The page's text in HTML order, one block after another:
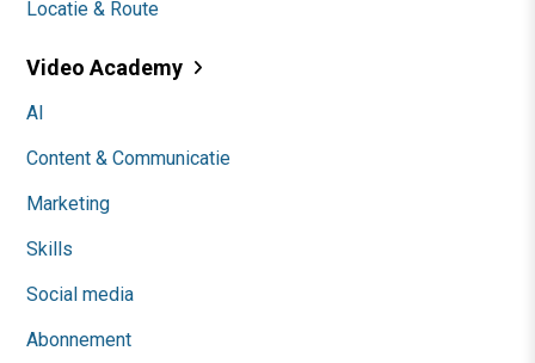
Locatie & Route
Video Academy
AI
Content & Communicatie
Marketing
Skills
Social media
Abonnement